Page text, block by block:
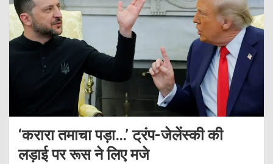
‘करारा तमाचा पड़ा…’ ट्रंप-जेलेंस्की की
लड़ाई पर रूस ने लिए मजे